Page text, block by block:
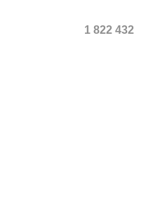
1 822 432